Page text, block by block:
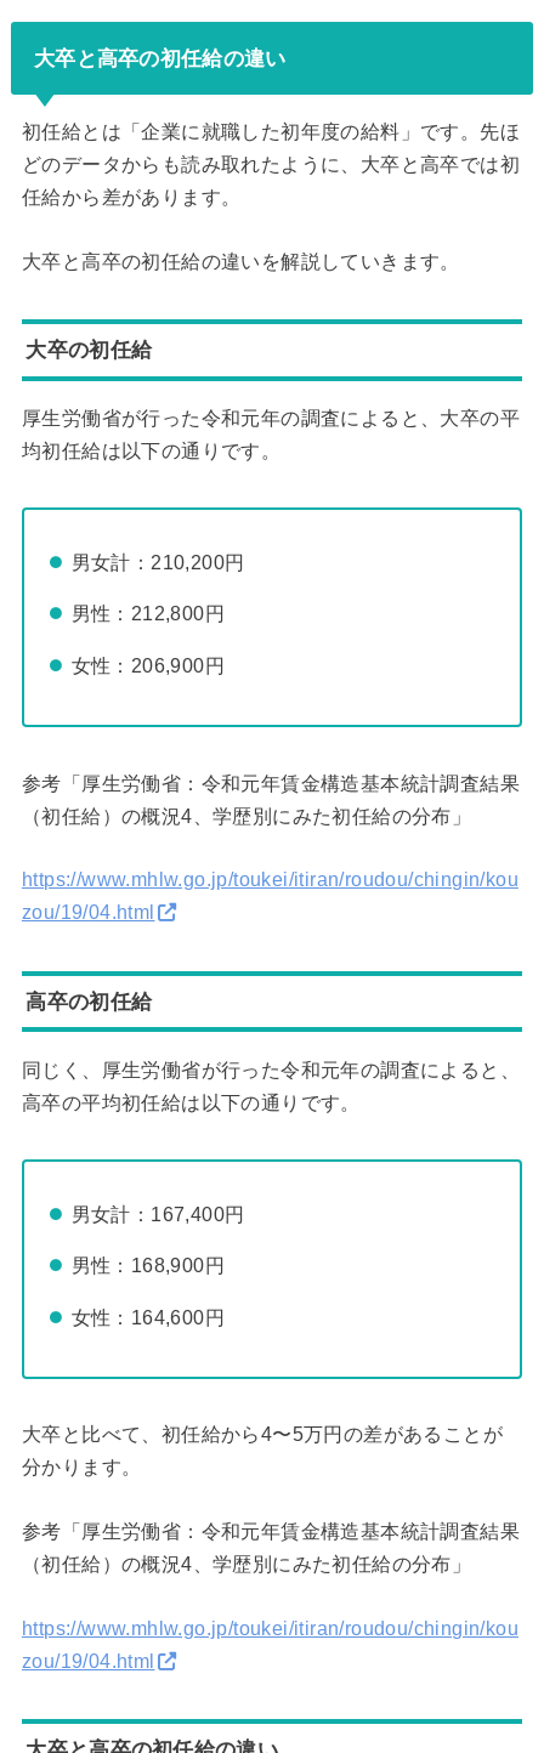
大卒と高卒の初任給の違い
初任給とは「企業に就職した初年度の給料」です。先ほ
どのデータからも読み取れたように、大卒と高卒では初
任給から差があります。
大卒と高卒の初任給の違いを解説していきます。
大卒の初任給
厚生労働省が行った令和元年の調査によると、大卒の平
均初任給は以下の通りです。
男女計：210,200円
男性：212,800円
女性：206,900円
参考「厚生労働省：令和元年賃金構造基本統計調査結果
（初任給）の概況4、学歴別にみた初任給の分布」
https://www.mhlw.go.jp/toukei/itiran/roudou/chingin/kou
zou/19/04.html
高卒の初任給
同じく、厚生労働省が行った令和元年の調査によると、
高卒の平均初任給は以下の通りです。
男女計：167,400円
男性：168,900円
女性：164,600円
大卒と比べて、初任給から4〜5万円の差があることが
分かります。
参考「厚生労働省：令和元年賃金構造基本統計調査結果
（初任給）の概況4、学歴別にみた初任給の分布」
https://www.mhlw.go.jp/toukei/itiran/roudou/chingin/kou
zou/19/04.html